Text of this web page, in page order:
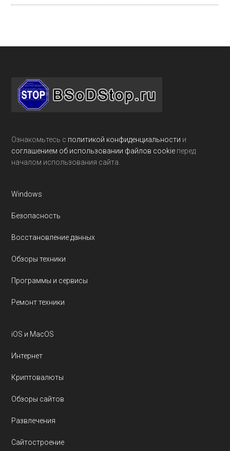
Footer
Ознакомьтесь с политикой конфиденциальности и
соглашением об использовании файлов cookie перед
началом использования сайта.
Windows
Безопасность
Восстановление данных
Обзоры техники
Программы и сервисы
Ремонт техники
iOS и MacOS
Интернет
Криптовалюты
Обзоры сайтов
Развлечения
Сайтостроение